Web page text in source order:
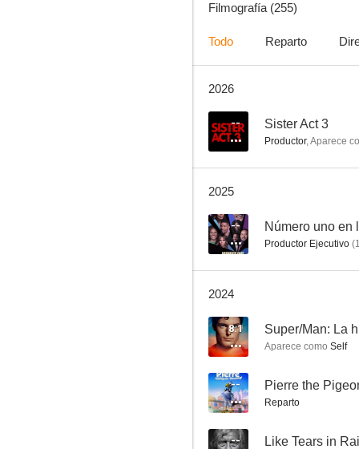
8.5
Filmografía (255)
Todo Reparto
2026
-- Sister Act 3
Productor,Aparece
2025
-- Número uno en
Productor Ejecutivo (
2024
8.1
Aparece como Self
-- Pierre the
Reparto
-- Like Tears in